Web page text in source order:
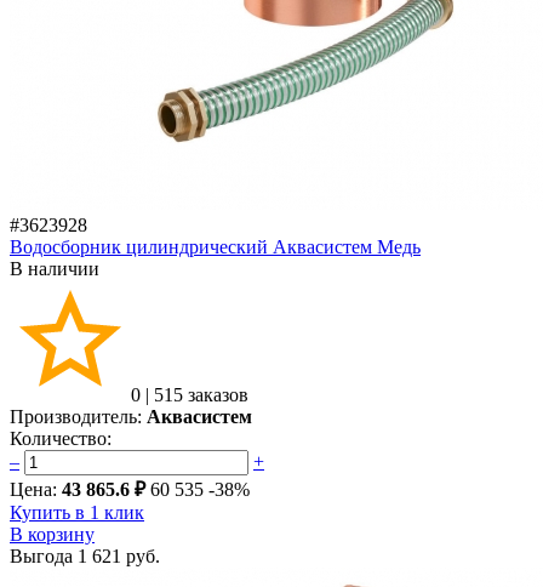
#3623928
Водосборник цилиндрический Аквасистем Медь
В наличии
0 | 515 заказов
Производитель: Аквасистем
Количество:
–
+
Цена: 43 865.6 ₽ 60 535 -38%
Купить в 1 клик
В корзину
Выгода 1 621 руб.